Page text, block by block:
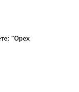
"Орех